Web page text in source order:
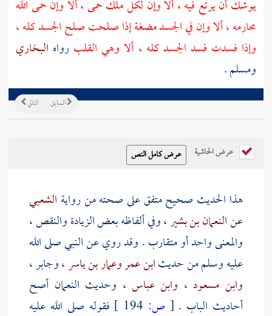
يوشك أن يرتع فيه ، ألا وإن لكل ملك حمى ، ألا وإن حمى الله
محارمه ، ألا وإن في الجسد مضغة إذا صلحت صلح الجسد كله ،
وإذا فسدت فسد الجسد كله ، ألا وهي القلب رواه البخاري
ومسلم.
التالي السابق
عرض الحاشية
هذا الحديث صحيح متفق على صحته من رواية الشعبي
عنالنعمان بن بشير، وفي ألفاظه بعض الزيادة والنقص ،
والمعنى واحد أو متقارب . وقد روي عن النبي صلى الله
عليه وسلم من حديثابن عمروعمار بن ياسر،وجابر،
وابن مسعود ، وابن عباس ، وحديث النعمان أصح
أحاديث الباب . [ ص:
فقوله صلى الله عليه